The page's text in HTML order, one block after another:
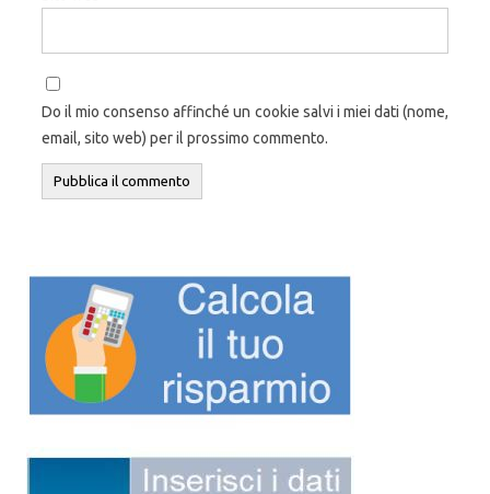
Do il mio consenso affinché un cookie salvi i miei dati (nome,
email, sito web) per il prossimo commento.